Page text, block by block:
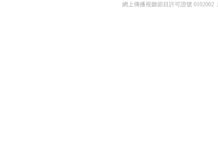
網上傳播視聽節目許可證號 0102002